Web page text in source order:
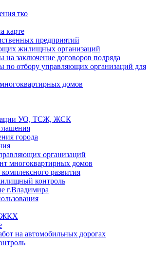
тко
карте
предприятий
жилищных организаций
на заключение договоров подряда
по отбору управляющих организаций для
домов
УО, ТСЖ, ЖСК
города
организаций
многоквартирных домов
развития
контроль
г.Владимира
ЖКХ
на автомобильных дорогах